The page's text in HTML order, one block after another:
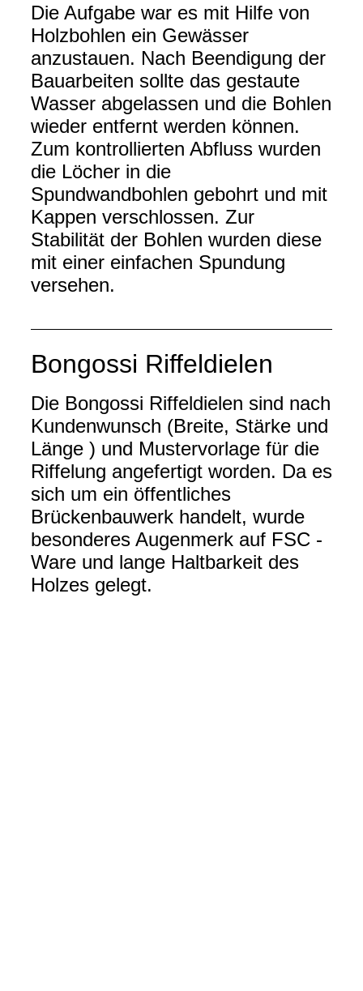
Die Aufgabe war es mit Hilfe von
Holzbohlen ein Gewässer
anzustauen. Nach Beendigung der
Bauarbeiten sollte das gestaute
Wasser abgelassen und die Bohlen
wieder entfernt werden können.
Zum kontrollierten Abfluss wurden
die Löcher in die
Spundwandbohlen gebohrt und mit
Kappen verschlossen. Zur
Stabilität der Bohlen wurden diese
mit einer einfachen Spundung
versehen.
Bongossi Riffeldielen
Die Bongossi Riffeldielen sind nach
Kundenwunsch (Breite, Stärke und
Länge ) und Mustervorlage für die
Riffelung angefertigt worden. Da es
sich um ein öffentliches
Brückenbauwerk handelt, wurde
besonderes Augenmerk auf FSC -
Ware und lange Haltbarkeit des
Holzes gelegt.